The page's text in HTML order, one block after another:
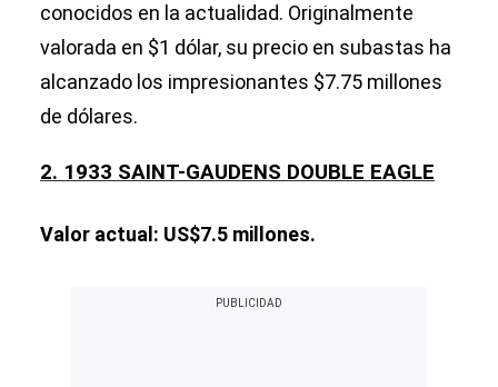
conocidos en la actualidad. Originalmente
valorada en $1 dólar, su precio en subastas ha
alcanzado los impresionantes $7.75 millones
de dólares.
2. 1933 SAINT-GAUDENS DOUBLE EAGLE
Valor actual: US$7.5 millones.